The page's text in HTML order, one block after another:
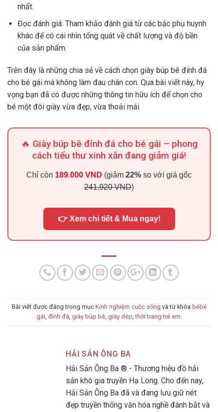
nhất.
Đọc đánh giá: Tham khảo đánh giá từ các bậc phụ huynh
khác để có cái nhìn tổng quát về chất lượng và độ bền
của sản phẩm.
Trên đây là những chia sẻ về cách chọn giày búp bê đính đá
cho bé gái mà không làm đau chân con. Qua bài viết này, hy
vọng bạn đã có được những thông tin hữu ích để chọn cho
bé một đôi giày vừa đẹp, vừa thoải mái.
🔥 Giày búp bê đính đá cho bé gái – phong
cách tiểu thư xinh xắn đang giảm giá!
Chỉ còn 189.000 VND (giảm 22% so với giá gốc
241.920 VND)
👉 Xem chi tiết & Mua ngay!
Bài viết được đăng trong mục Kinh nghiệm cuộc sống và từ khóa bébé
gái, đính đá, giày búp bê, giày dép,thời trang trẻ em.
HẢI SẢN ÔNG BA
Hải Sản Ông Ba ® - Thương hiệu đồ hải
sản khô gia truyền Hạ Long. Cho đến nay,
Hải Sản Ông Ba đã và đang lưu giữ nét
đẹp truyền thống văn hóa nghề đánh bắt và